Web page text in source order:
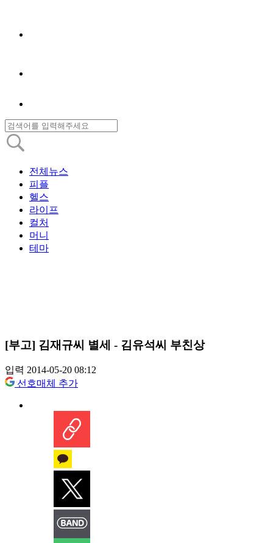
전체뉴스
피플
헬스
라이프
컬처
머니
테마
[부고] 김재규씨 별세 - 김유석씨 부친상
입력 2014-05-20 08:12
선호매체 추가